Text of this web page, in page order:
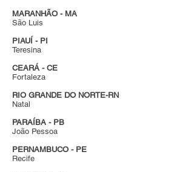
MARANHÃO - MA
São Luis
PIAUÍ - PI
Teresina
CEARÁ - CE
Fortaleza
RIO GRANDE DO NORTE-RN
Natal
PARAÍBA - PB
João Pessoa
PERNAMBUCO - PE
Recife